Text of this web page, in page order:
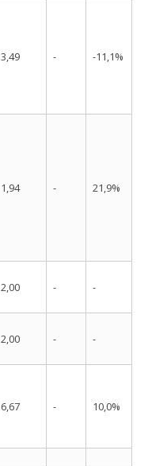
3,49 - -11,1%
1,94 - 21,9%
2,00 - -
2,00 - -
6,67 - 10,0%